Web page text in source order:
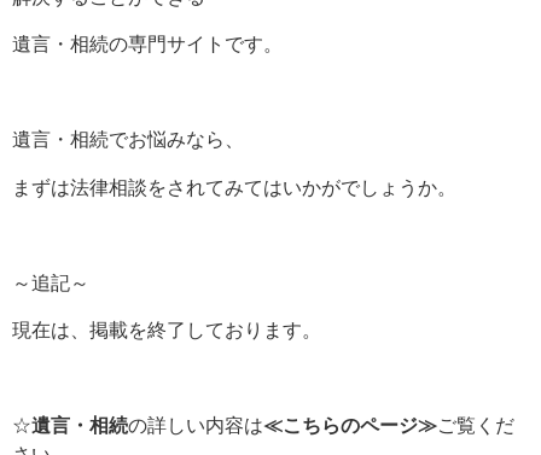
遺言・相続の専門サイトです。
遺言・相続でお悩みなら、
まずは法律相談をされてみてはいかがでしょうか。
～追記～
現在は、掲載を終了しております。
☆遺言・相続の詳しい内容は≪こちらのページ≫ご覧くだ